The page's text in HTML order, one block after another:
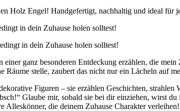
Holz Engel! Handgefertigt, nachhaltig und ideal
in dein Zuhause holen​ solltest!
​ganz⁢ besonderen ⁤Entdeckung erzählen, die
Räume stelle, zaubert⁣ das nicht‍ nur ‍ein Lächeln auf
Figuren ⁤– sie erzählen ‌Geschichten,⁢
‍Glaube mir,‌ sobald sie bei dir einziehen, wirst
Alleskönner,​ die deinem ⁢Zuhause Charakter verleihen!